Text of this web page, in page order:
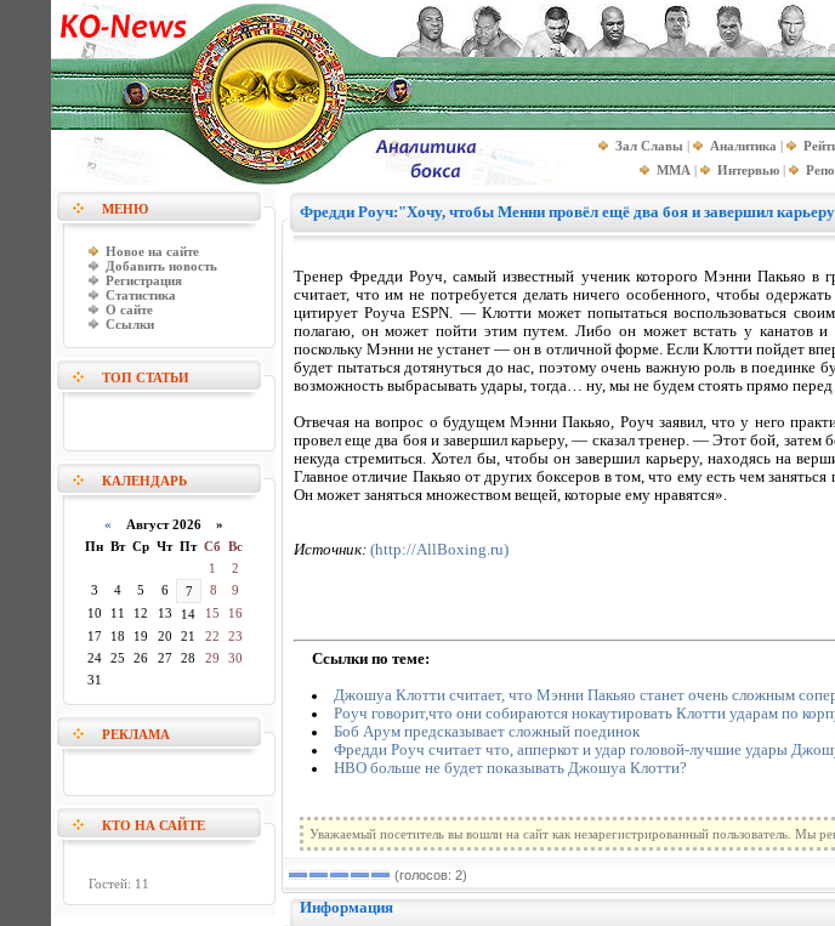
Зал Славы | Аналитика |
MMA | Интервью |
МЕНЮ
Новое на сайте
Добавить новость
Регистрация
Статистика
О сайте
Ссылки
ТОП СТАТЬИ
КАЛЕНДАРЬ
« Август 2026 »
Пн Вт Ср Чт Пт Сб Вс
1
2
3
4 5 6 7 8
9
10
11 12 13 14 15
16
17
18 19 20 21 22
23
24
25 26 27 28 29
30
31
РЕКЛАМА
КТО НА САЙТЕ
Гостей: 11
Фредди Роуч:"Хочу, чтобы Менни провёл ещё два боя и завершил
Тренер Фредди Роуч, самый известный ученик которого Мэнни Пакьяо в
считает, что им не потребуется делать ничего особенного, чтобы
цитирует Роуча ESPN. — Клотти может попытаться воспользоваться
полагаю, он может пойти этим путем. Либо он может встать у канатов и
поскольку Мэнни не устанет — он в отличной форме. Если Клотти пойдет
будет пытаться дотянуться до нас, поэтому очень важную роль в поединке
возможность выбрасывать удары, тогда… ну, мы не будем стоять прямо
Отвечая на вопрос о будущем Мэнни Пакьяо, Роуч заявил, что у него
провел еще два боя и завершил карьеру, — сказал тренер. — Этот бой, затем
некуда стремиться. Хотел бы, чтобы он завершил карьеру, находясь на
Главное отличие Пакьяо от других боксеров в том, что ему есть чем
Он может заняться множеством вещей, которые ему нравятся».
Источник: (http://AllBoxing.ru)
Ссылки по теме:
Джошуа Клотти считает, что Мэнни Пакьяо станет очень сложным
Роуч говорит,что они собираются нокаутировать Клотти ударам по
Боб Арум предсказывает сложный поединок
Фредди Роуч считает что, апперкот и удар головой-лучшие удары
НВО больше не будет показывать Джошуа Клотти?
Уважаемый посетитель вы вошли на сайт как незарегистрированный пользователь. Мы
(голосов: 2)
Информация